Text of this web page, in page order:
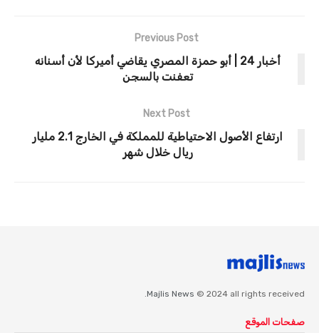
Previous Post
أخبار 24 | أبو حمزة المصري يقاضي أميركا لأن أسنانه
تعفنت بالسجن
Next Post
ارتفاع الأصول الاحتياطية للمملكة في الخارج 2.1 مليار
ريال خلال شهر
Majlis News © 2024 all rights received.
صفحات الموقع